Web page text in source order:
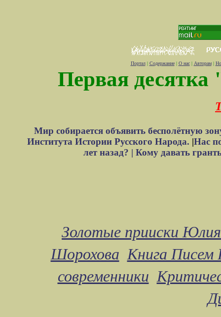
Портал| Содержание| О нас| Авторам|
Первая десятка
Мир собирается объявить бесполётную
Института Истории Русского Народа. |Нас
лет назад? | Кому давать
Золотые прииски
Шорохова Книга Писем
современники